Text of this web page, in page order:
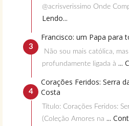
@acrisverissimo Onde
Lendo...
Francisco: um Papa para
Não sou mais católica,
profundamente ligada à ...
Corações Feridos: Serra
Costa
Título: Corações Feridos:
(Coleção Amores na ...